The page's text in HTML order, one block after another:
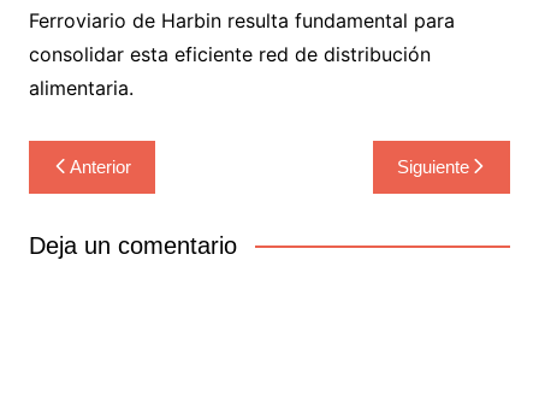
Ferroviario de Harbin resulta fundamental para
consolidar esta eficiente red de distribución
alimentaria.
Navegación
de
entradas
Anterior Siguiente
Deja un comentario